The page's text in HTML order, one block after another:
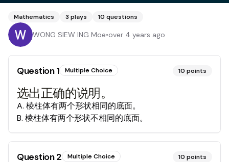
Mathematics 3 plays 10 questions
WONG SIEW ING Moe•over 4 years ago
Question1 Multiple Choice 10 points
选出正确的说明。
A. 棱柱体有两个形状相同的底面。
B. 棱柱体有两个形状不相同的底面。
Question2 Multiple Choice 10 points